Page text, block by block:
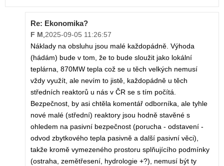
Re: Ekonomika?
F M 2025-09-05 11:26:57
Náklady na obsluhu jsou malé každopádně. Výhoda
(hádám) bude v tom, že to bude sloužit jako lokální
teplárna, 870MW tepla což se u těch velkých nemusí
vždy využít, ale nevím to jistě, každopádně u těch
středních reaktorů u nás v ČR se s tím počítá.
Bezpečnost, by asi chtěla komentář odborníka, ale tyhle
nové malé (střední) reaktory jsou hodně stavěné s
ohledem na pasivní bezpečnost (porucha - odstavení -
odvod zbytkového tepla pasivně a další pasivní věci),
takže kromě vymezeného prostoru splňujícího podmínky
(ostraha, zemětřesení, hydrologie +?), nemusí být ty